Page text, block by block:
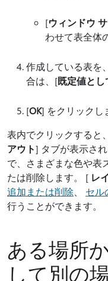
[ウィンドウ
わせて表全体
作成している表を
合は、[既定値と
[OK] をクリックし
表内でクリックすると
アウト] タブが表示さ
で、さまざまな色や表
たは削除します。 [ レ
追加または削除
セル
行うことができます。
ある場所
して別の